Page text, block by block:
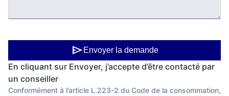
send Envoyer la demande
En cliquant sur Envoyer, j’accepte d’être contacté par
un conseiller
Conformément à l’article L.223-2 du Code de la consommation,